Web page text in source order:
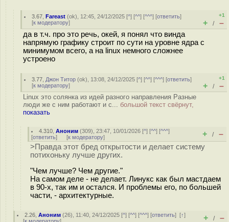
3.67 ,Fareast (ok), 12:45, 24/12/2025 [^] [^^] [^^^] [ответить]
[к модератору]
+1
+ / –
да в т.ч. про это речь, окей, я понял что винда
напрямую графику строит по сути на уровне ядра с
минимумом всего, а на linux немного сложнее
устроено
3.77 Джон Титор (ok), 13:08, 24/12/2025 [^] [^^] [^^^] [ответить]
[к модератору]
+1
+ / –
Linux это солянка из идей разного направления Разные
люди же с ним работают и с... большой текст свёрнут,
показать
4.310 ,Аноним (309), 23:47, 10/01/2026 [^] [^^] [^^^]
[ответить] [к модератору] + / –
>Правда этот бред открытости и делает систему
потихоньку лучше других.
"Чем лучше? Чем другие."
На самом деле - не делает. Линукс как был мастдаем
в 90-х, так им и остался. И проблемы его, по большей
части, - архитектурные.
2.26 ,Аноним (26), 11:40, 24/12/2025 [^] [^^] [^^^] [ответить][↑]
+ / –